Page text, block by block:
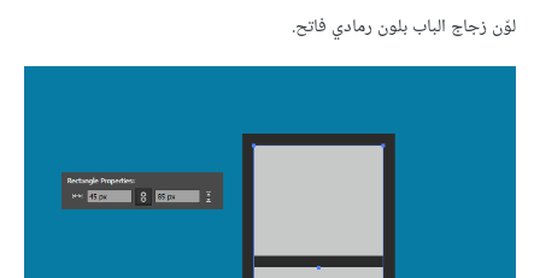
لوّن زجاج الباب بلون رمادي فاتح.